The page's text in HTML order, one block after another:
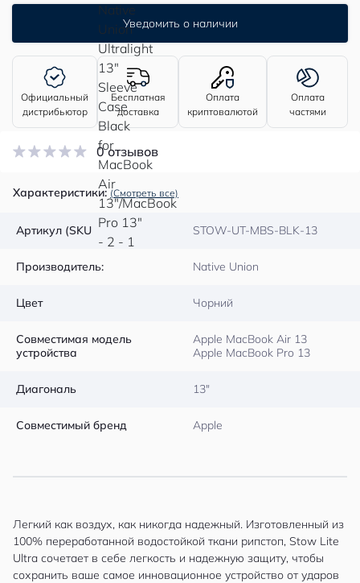
Уведомить о наличии
Официальный
дистрибьютор
Бесплатная
доставка
Оплата
криптовалютой
Оплата
частями
0 отзывов
Характеристики: (Смотреть все)
Артикул (SKU STOW-UT-MBS-BLK-13
Производитель: Native Union
Цвет Чорний
Совместимая модель
устройства
Apple MacBook Air 13
Apple MacBook Pro 13
Диагональ 13″
Совместимый бренд Apple
Легкий как воздух, как никогда надежный. Изготовленный из
100% переработанной водостойкой ткани рипстоп, Stow Lite
Ultra сочетает в себе легкость и надежную защиту, чтобы
сохранить ваше самое инновационное устройство от ударов